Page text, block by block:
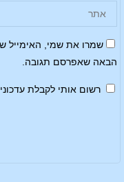
שמרו את שמי, האימייל
הבאה שאפרסם תגובה.
רשום אותי לקבלת